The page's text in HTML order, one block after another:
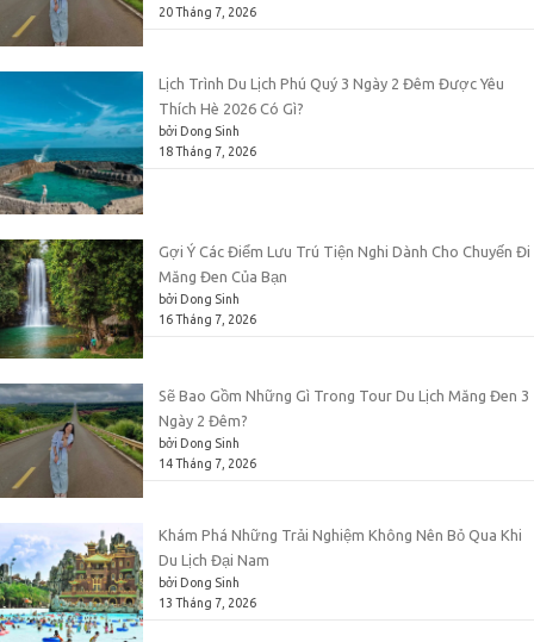
20 Tháng 7, 2026
Lịch Trình Du Lịch Phú Quý 3 Ngày 2 Đêm Được Yêu
Thích Hè 2026 Có Gì?
bởi Dong Sinh
18 Tháng 7, 2026
Gợi Ý Các Điểm Lưu Trú Tiện Nghi Dành Cho Chuyến Đi
Măng Đen Của Bạn
bởi Dong Sinh
16 Tháng 7, 2026
Sẽ Bao Gồm Những Gì Trong Tour Du Lịch Măng Đen 3
Ngày 2 Đêm?
bởi Dong Sinh
14 Tháng 7, 2026
Khám Phá Những Trải Nghiệm Không Nên Bỏ Qua Khi
Du Lịch Đại Nam
bởi Dong Sinh
13 Tháng 7, 2026